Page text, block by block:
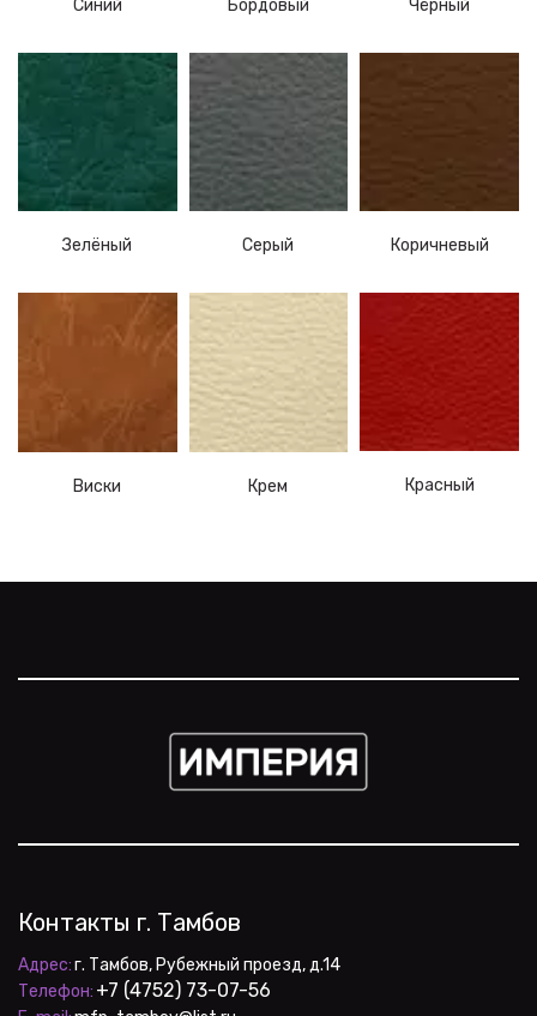
Синий Бордовый Чёрный
Зелёный Серый Коричневый
Виски Крем Красный
Контакты г. Тамбов
Адрес:
Телефон: +7 (4752) 73-07-56